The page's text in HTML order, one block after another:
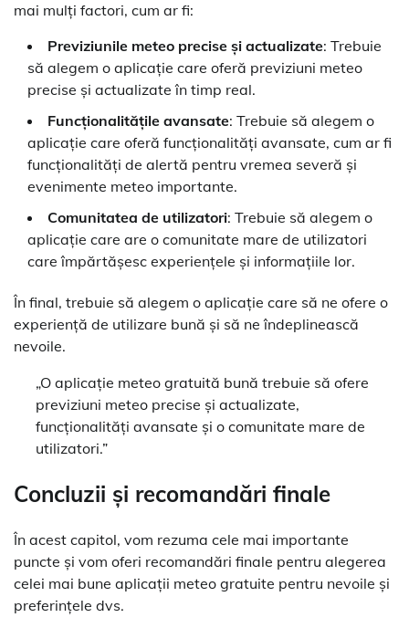
mai mulți factori, cum ar fi:
Previziunile meteo precise și actualizate: Trebuie
să alegem o aplicație care oferă previziuni meteo
precise și actualizate în timp real.
Funcționalitățile avansate: Trebuie să alegem o
aplicație care oferă funcționalități avansate, cum ar fi
funcționalități de alertă pentru vremea severă și
evenimente meteo importante.
Comunitatea de utilizatori: Trebuie să alegem o
aplicație care are o comunitate mare de utilizatori
care împărtășesc experiențele și informațiile lor.
În final, trebuie să alegem o aplicație care să ne ofere o
experiență de utilizare bună și să ne îndeplinească
nevoile.
„O aplicație meteo gratuită bună trebuie să ofere
previziuni meteo precise și actualizate,
funcționalități avansate și o comunitate mare de
utilizatori.”
Concluzii și recomandări finale
În acest capitol, vom rezuma cele mai importante
puncte și vom oferi recomandări finale pentru alegerea
celei mai bune aplicații meteo gratuite pentru nevoile și
preferințele dvs.